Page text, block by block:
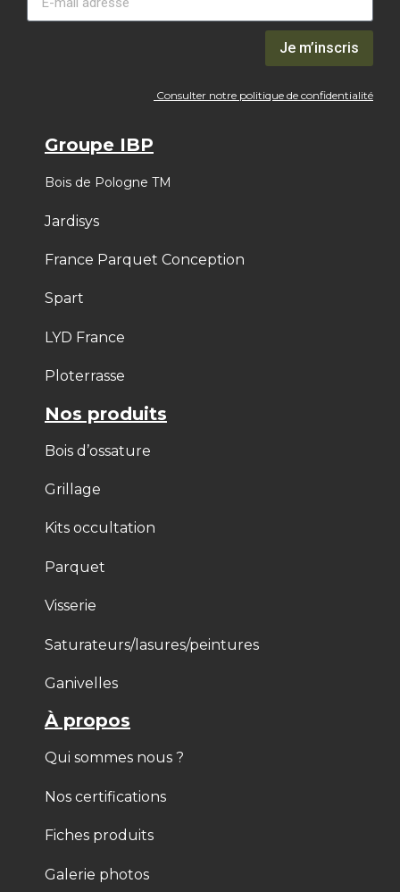
Je m’inscris
Consulter notre politique de confidentialité
Groupe IBP
Bois de Pologne TM
Jardisys
France Parquet Conception
Spart
LYD France
Ploterrasse
Nos produits
Bois d’ossature
Grillage
Kits occultation
Parquet
Visserie
Saturateurs/lasures/peintures
Ganivelles
À propos
Qui sommes nous ?
Nos certifications
Fiches produits
Galerie photos